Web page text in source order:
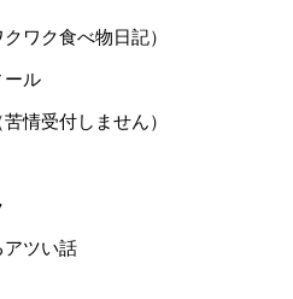
ワク食べ物日記）
ール
情受付しません）
アツい話